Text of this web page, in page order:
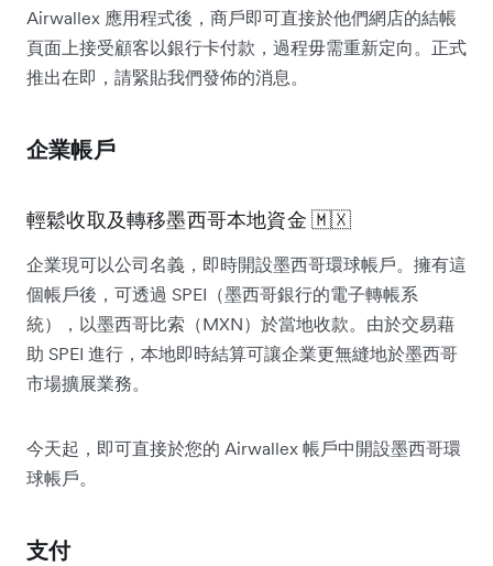
Airwallex 應用程式後，商戶即可直接於他們網店的結帳
頁面上接受顧客以銀行卡付款，過程毋需重新定向。正式
推出在即，請緊貼我們發佈的消息。
企業帳戶
輕鬆收取及轉移墨西哥本地資金 🇲🇽
企業現可以公司名義，即時開設墨西哥環球帳戶。擁有這
個帳戶後，可透過 SPEI（墨西哥銀行的電子轉帳系
統），以墨西哥比索（MXN）於當地收款。由於交易藉
助 SPEI 進行，本地即時結算可讓企業更無縫地於墨西哥
市場擴展業務。
今天起，即可直接於您的 Airwallex 帳戶中開設墨西哥環
球帳戶。
支付